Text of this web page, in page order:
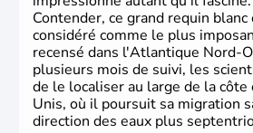
Contender, ce grand requin
considéré comme le plus
recensé dans l'Atlantique Nord-
plusieurs mois de suivi, les
de le localiser au large de la
Unis, où il poursuit sa migration
direction des eaux plus